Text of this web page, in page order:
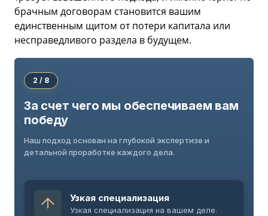
брачным договорам становится вашим
единственным щитом от потери капитала или
несправедливого раздела в будущем.
2 / 8
За счет чего мы обеспечиваем вам
победу
Наш подход основан на глубокой экспертизе и
детальной проработке каждого дела.
Узкая специализация
Узкая специализация на вашем деле.